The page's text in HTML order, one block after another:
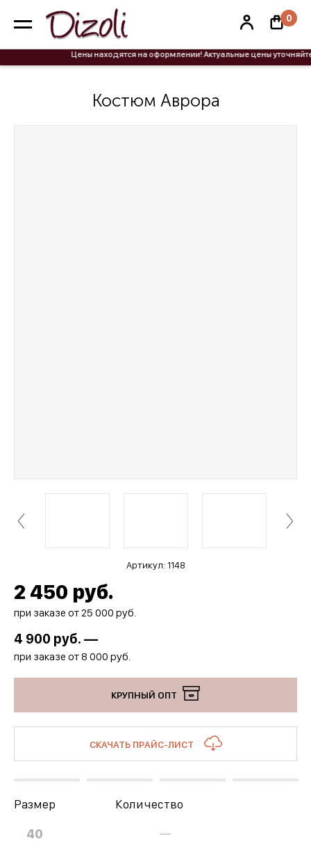
0
Цены находятся на оформлении! Актуальные цены уточняйте
Костюм Аврора
Артикул:1148
2 450 руб.
при заказе от 25 000 руб.
4 900 руб. —
при заказе от 8 000 руб.
КРУПНЫЙ ОПТ
СКАЧАТЬ ПРАЙС-ЛИСТ
Размер Количество
40
—